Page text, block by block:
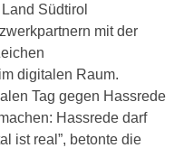
Südtirol
mit der
digitalen Raum.
Tag gegen Hassrede
Hassrede darf
ist real”, betonte die